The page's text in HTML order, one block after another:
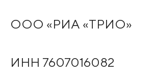
OOO «PИA «ТPИO»
ИHH 7607016082